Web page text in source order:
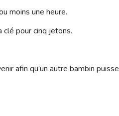
moins une heure.
pour cinq jetons.
afin qu’un autre bambin